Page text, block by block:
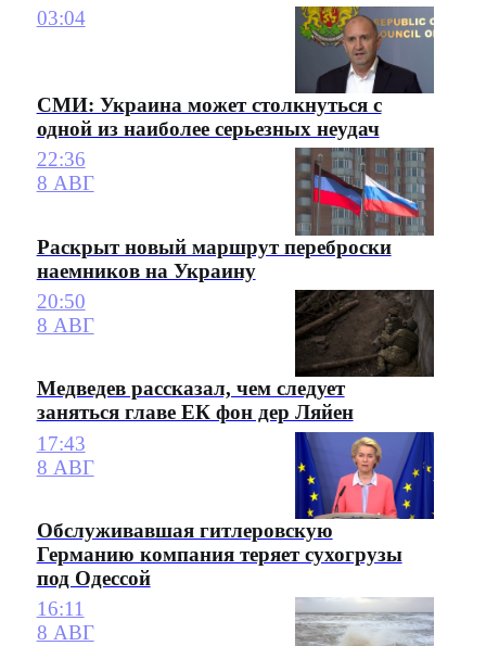
03:04
СМИ: Украина может столкнуться с
одной из наиболее серьезных неудач
22:36
8 АВГ
Раскрыт новый маршрут переброски
наемников на Украину
20:50
8 АВГ
Медведев рассказал, чем следует
заняться главе ЕК фон дер Ляйен
17:43
8 АВГ
Обслуживавшая гитлеровскую
Германию компания теряет сухогрузы
под Одессой
16:11
8 АВГ